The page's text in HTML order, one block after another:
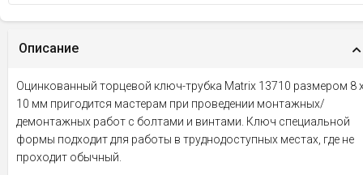
Описание
Оцинкованный торцевой ключ-трубка Matrix 13710 размером 8
10 мм пригодится мастерам при проведении монтажных/
демонтажных работ с болтами и винтами. Ключ специальной
формы подходит для работы в труднодоступных местах, где не
проходит обычный.